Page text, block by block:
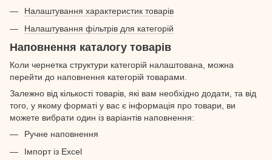
Налаштування характеристик товарів
Налаштування фільтрів для категорій
Наповнення каталогу товарів
Коли чернетка структури категорій налаштована, можна
перейти до наповнення категорій товарами.
Залежно від кількості товарів, які вам необхідно додати, та від
того, у якому форматі у вас є інформація про товари, ви
можете вибрати один із варіантів наповнення:
Ручне наповнення
Імпорт із Excel